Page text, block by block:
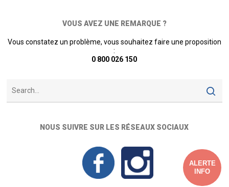
VOUS AVEZ UNE REMARQUE ?
Vous constatez un problème, vous souhaitez faire une proposition
:
0 800 026 150
NOUS SUIVRE SUR LES RÉSEAUX SOCIAUX
ALERTE
INFO